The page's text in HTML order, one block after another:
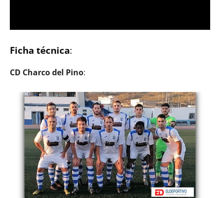
Ficha técnica:
CD Charco del Pino: